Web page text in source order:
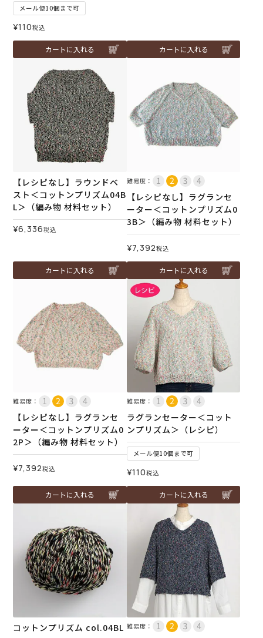
メール便10個まで可
¥110税込
カートに入れる カートに入れる
【レシピなし】ラウンドベ
スト＜コットンプリズム04B
L＞（編み物 材料セット）
¥6,336税込
カートに入れる
難易度：
【レシピなし】ラグランセ
ーター＜コットンプリズム0
3B＞（編み物 材料セット）
¥7,392税込
カートに入れる
難易度：
【レシピなし】ラグランセ
ーター＜コットンプリズム0
2P＞（編み物 材料セット）
¥7,392税込
カートに入れる
難易度：
ラグランセーター＜コット
ンプリズム＞（レシピ）
メール便10個まで可
¥110税込
カートに入れる
コットンプリズム col.04BL 難易度：